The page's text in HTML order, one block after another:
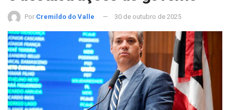
Por Cremildo do Valle 30 de outubro de 2025